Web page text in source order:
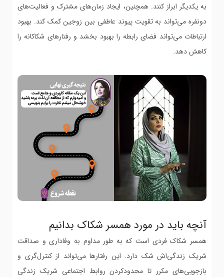
به یکدیگر ابراز کنند. همچنین، ایجاد زمان‌های مشترک و فعالیت‌های
دونفره می‌تواند به تقویت پیوند عاطفی بین زوجین کمک کند. بهبود
ارتباطات می‌تواند فضای رابطه را بهبود بخشد و رفتارهای شکاکانه را
کاهش دهد.
آنچه باید در مورد همسر شکاک بدانیم
همسر شکاک فردی است که به طور مداوم به وفاداری و صداقت
شریک زندگی‌اش شک دارد. این رفتارها می‌تواند از کنترل‌گری و
بازجویی‌های مکرر تا محدودکردن روابط اجتماعی شریک زندگی